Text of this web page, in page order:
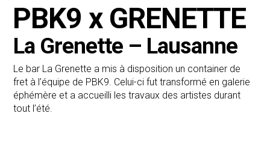
PBK9xGRENETTE
La Grenette – Lausanne
Le bar La Grenette a mis à disposition un container de
fret à l’équipe de PBK9. Celui-ci fut transformé en galerie
éphémère et a accueilli les travaux des artistes durant
tout l’été.